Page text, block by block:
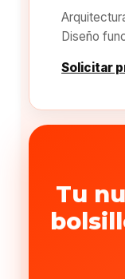
Diseño
Solicitar
Tu